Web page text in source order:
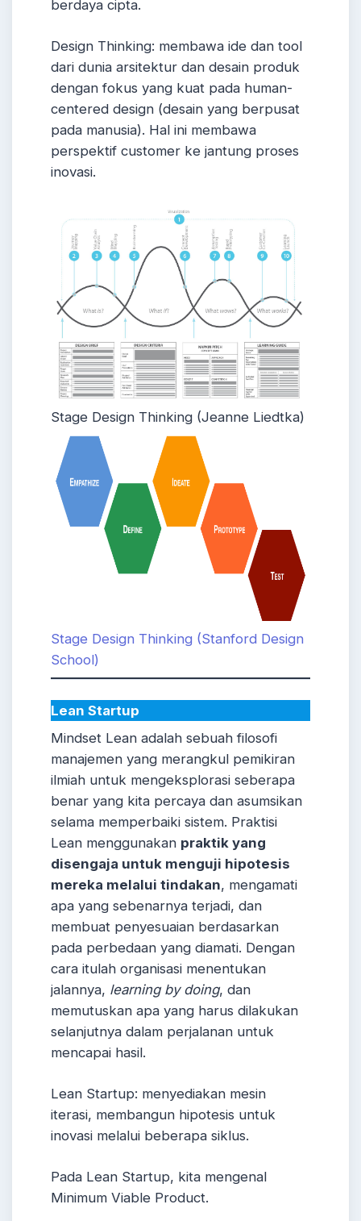
berdaya cipta.
Design Thinking: membawa ide dan tool
dari dunia arsitektur dan desain produk
dengan fokus yang kuat pada human-
centered design (desain yang berpusat
pada manusia). Hal ini membawa
perspektif customer ke jantung proses
inovasi.
Stage Design Thinking (Jeanne Liedtka)
Stage Design Thinking (Stanford Design
School)
Lean Startup
Mindset Lean adalah sebuah filosofi
manajemen yang merangkul pemikiran
ilmiah untuk mengeksplorasi seberapa
benar yang kita percaya dan asumsikan
selama memperbaiki sistem. Praktisi
Lean menggunakan praktik yang
disengaja untuk menguji hipotesis
mereka melalui tindakan, mengamati
apa yang sebenarnya terjadi, dan
membuat penyesuaian berdasarkan
pada perbedaan yang diamati. Dengan
cara itulah organisasi menentukan
jalannya, learning by doing, dan
memutuskan apa yang harus dilakukan
selanjutnya dalam perjalanan untuk
mencapai hasil.
Lean Startup: menyediakan mesin
iterasi, membangun hipotesis untuk
inovasi melalui beberapa siklus.
Pada Lean Startup, kita mengenal
Minimum Viable Product.